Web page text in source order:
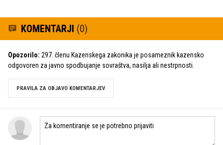
KOMENTARJI (0)
Opozorilo: 297. členu Kazenskega zakonika je posameznik kazensko
odgovoren za javno spodbujanje sovraštva, nasilja ali nestrpnosti.
PRAVILA ZA OBJAVO KOMENTARJEV